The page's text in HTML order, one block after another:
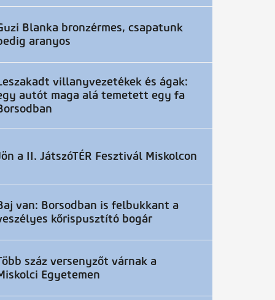
Blanka bronzérmes, csapatunk
aranyos
villanyvezetékek és ágak:
autót maga alá temetett egy fa
a II. JátszóTÉR Fesztivál Miskolcon
van: Borsodban is felbukkant a
kőrispusztító bogár
száz versenyzőt várnak a
Egyetemen